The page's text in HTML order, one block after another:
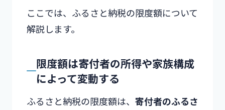
ここでは、ふるさと納税の限度額について
解説します。
限度額は寄付者の所得や家族構成
によって変動する
ふるさと納税の限度額は、 寄付者のふるさ